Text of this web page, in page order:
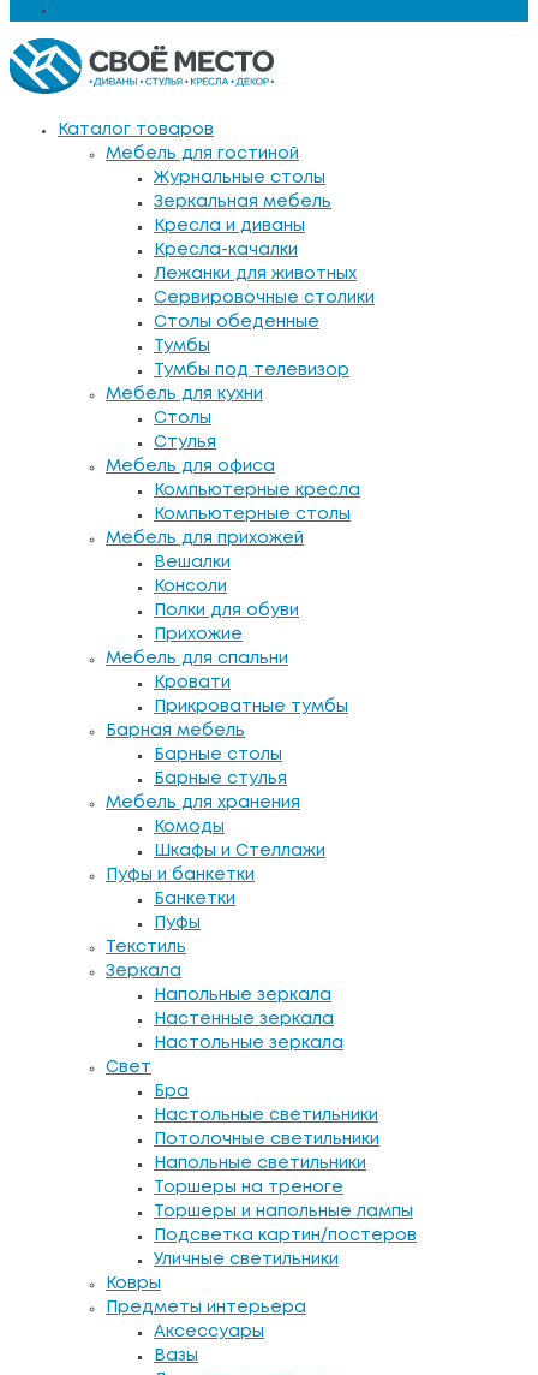
Каталог товаров
Мебель для гостиной
Журнальные столы
Зеркальная мебель
Кресла и диваны
Кресла-качалки
Лежанки для животных
Сервировочные столики
Столы обеденные
Тумбы
Тумбы под телевизор
Мебель для кухни
Столы
Стулья
Мебель для офиса
Компьютерные кресла
Компьютерные столы
Мебель для прихожей
Вешалки
Консоли
Полки для обуви
Прихожие
Мебель для спальни
Кровати
Прикроватные тумбы
Барная мебель
Барные столы
Барные стулья
Мебель для хранения
Комоды
Шкафы и Стеллажи
Пуфы и банкетки
Банкетки
Пуфы
Текстиль
Зеркала
Напольные зеркала
Настенные зеркала
Настольные зеркала
Свет
Бра
Настольные светильники
Потолочные светильники
Напольные светильники
Торшеры на треноге
Торшеры и напольные лампы
Подсветка картин/постеров
Уличные светильники
Ковры
Предметы интерьера
Аксессуары
Вазы